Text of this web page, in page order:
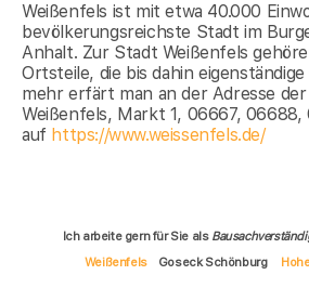
Weißenfels ist mit etwa 40.000
bevölkerungsreichste Stadt im
Anhalt. Zur Stadt Weißenfels
Ortsteile, die bis dahin
mehr erfärt man an der Adresse
Weißenfels, Markt 1, 06667,
auf https://www.weissenfels.de/
Ich arbeite gern für Sie als
Weißenfels
Goseck Schönburg